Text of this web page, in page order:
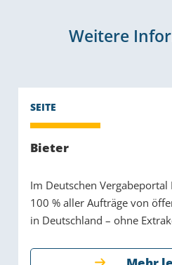
Weitere
Bieter
Im Deutschen Vergabeportal
100 % aller Aufträge von
in Deutschland – ohne